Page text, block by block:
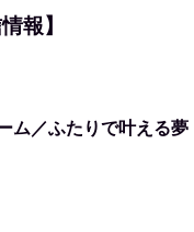
報】
ム／ふたりで叶える夢